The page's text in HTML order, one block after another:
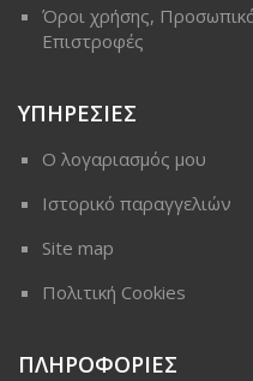
Όροι χρήσης,
Επιστροφές
ΥΠΗΡΕΣΙΕΣ
Ο λογαριασμός μου
Ιστορικό παραγγελιών
Site map
Πολιτική Cookies
ΠΛΗΡΟΦΟΡΙΕΣ